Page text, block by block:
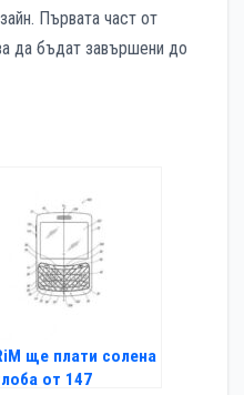
Първата част от
да бъдат завършени до
ще плати солена
от 147